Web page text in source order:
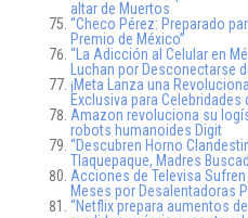
altar de Muertos
“Checo Pérez: Preparado
Premio de México”
“La Adicción al Celular en
Luchan por Desconectarse
¡Meta Lanza una
Exclusiva para Celebridades
Amazon revoluciona su
robots humanoides Digit
“Descubren Horno
Tlaquepaque, Madres
Acciones de Televisa
Meses por Desalentadoras
“Netflix prepara aumentos